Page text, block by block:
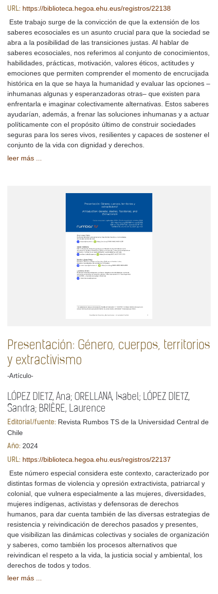
URL: https://biblioteca.hegoa.ehu.eus/registros/22138
Este trabajo surge de la convicción de que la extensión de los
saberes ecosociales es un asunto crucial para que la sociedad se
abra a la posibilidad de las transiciones justas. Al hablar de
saberes ecosociales, nos referimos al conjunto de conocimientos,
habilidades, prácticas, motivación, valores éticos, actitudes y
emociones que permiten comprender el momento de encrucijada
histórica en la que se haya la humanidad y evaluar las opciones –
inhumanas algunas y esperanzadoras otras– que existen para
enfrentarla e imaginar colectivamente alternativas. Estos saberes
ayudarían, además, a frenar las soluciones inhumanas y a actuar
políticamente con el propósito último de construir sociedades
seguras para los seres vivos, resilientes y capaces de sostener el
conjunto de la vida con dignidad y derechos.
leer más ...
Presentación: Género, cuerpos, territorios
y extractivismo
-Artículo-
LÓPEZ DIETZ, Ana; ORELLANA, Isabel; LÓPEZ DIETZ,
Sandra; BRIÈRE, Laurence
Editorial/fuente: Revista Rumbos TS de la Universidad Central de
Chile
Año: 2024
URL: https://biblioteca.hegoa.ehu.eus/registros/22137
Este número especial considera este contexto, caracterizado por
distintas formas de violencia y opresión extractivista, patriarcal y
colonial, que vulnera especialmente a las mujeres, diversidades,
mujeres indígenas, activistas y defensoras de derechos
humanos, para dar cuenta también de las diversas estrategias de
resistencia y reivindicación de derechos pasados y presentes,
que visibilizan las dinámicas colectivas y sociales de organización
y saberes, como también los procesos alternativos que
reivindican el respeto a la vida, la justicia social y ambiental, los
derechos de todos y todos.
leer más ...